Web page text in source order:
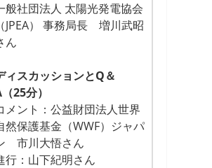
般社団法人 太陽光発電協会
（JPEA） 事務局長 増川武昭
ん
ィスカッションとQ＆
25分）
メント：公益財団法人世界
然保護基金（WWF）ジャパ
市川大悟さん
行：山下紀明さん